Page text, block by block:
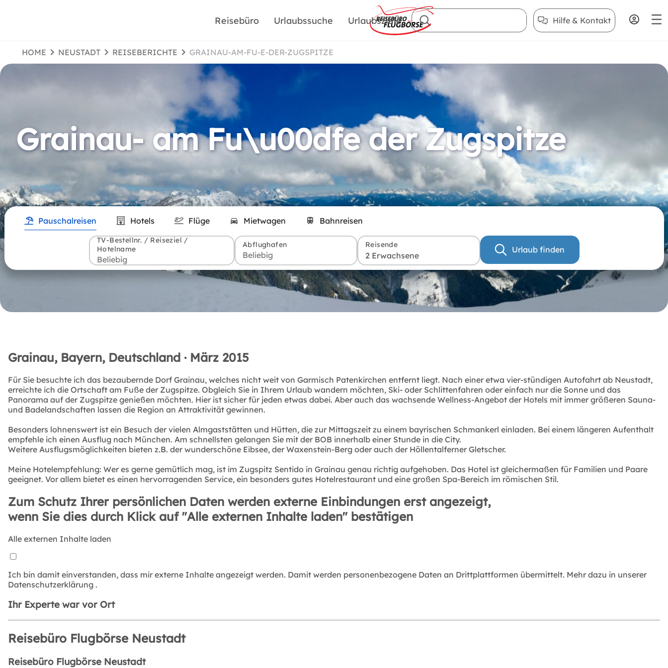
Reisebüro Urlaubssuche Urlaubsziele Hilfe & Kontakt
HOME NEUSTADT REISEBERICHTE GRAINAU-AM-FU-E-DER-ZUGSPITZE
Grainau- am Fu\u00dfe der Zugspitze
Pauschalreisen Hotels Flüge Mietwagen Bahnreisen
TV-Bestellnr. / Reiseziel /
Hotelname
Abflughafen Reisende
2 Erwachsene
Urlaub finden
Grainau, Bayern, Deutschland · März 2015
Für Sie besuchte ich das bezaubernde Dorf Grainau, welches nicht weit von Garmisch Patenkirchen entfernt liegt. Nach einer etwa vier-stündigen Autofahrt ab Neustadt,
erreichte ich die Ortschaft am Fuße der Zugspitze. Obgleich Sie in Ihrem Urlaub wandern möchten, Ski- oder Schlittenfahren oder einfach nur die Sonne und das
Panorama auf der Zugspitze genießen möchten. Hier ist sicher für jeden etwas dabei. Aber auch das wachsende Wellness-Angebot der Hotels mit immer größeren Sauna-
und Badelandschaften lassen die Region an Attraktivität gewinnen.
Besonders lohnenswert ist ein Besuch der vielen Almgaststätten und Hütten, die zur Mittagszeit zu einem bayrischen Schmankerl einladen. Bei einem längeren Aufenthalt
empfehle ich einen Ausflug nach München. Am schnellsten gelangen Sie mit der BOB innerhalb einer Stunde in die City.
Weitere Ausflugsmöglichkeiten bieten z.B. der wunderschöne Eibsee, der Waxenstein-Berg oder auch der Höllentalferner Gletscher.
Meine Hotelempfehlung: Wer es gerne gemütlich mag, ist im Zugspitz Sentido in Grainau genau richtig aufgehoben. Das Hotel ist gleichermaßen für Familien und Paare
geeignet. Vor allem bietet es einen hervorragenden Service, ein besonders gutes Hotelrestaurant und eine großen Spa-Bereich im römischen Stil.
Zum Schutz Ihrer persönlichen Daten werden externe Einbindungen erst angezeigt,
wenn Sie dies durch Klick auf "Alle externen Inhalte laden" bestätigen
Alle externen Inhalte laden
Ich bin damit einverstanden, dass mir externe Inhalte angezeigt werden. Damit werden personenbezogene Daten an Drittplattformen übermittelt. Mehr dazu in unserer
Datenschutzerklärung .
Ihr Experte war vor Ort
Reisebüro Flugbörse Neustadt
Reisebüro Flugbörse Neustadt